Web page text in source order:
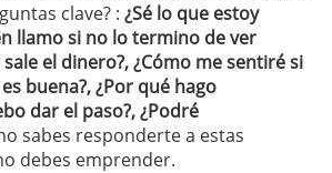
clave? : ¿Sé lo que estoy
llamo si no lo termino de ver
el dinero?, ¿Cómo me sentiré si
buena?, ¿Por qué hago
dar el paso?, ¿Podré
sabes responderte a estas
debes emprender.